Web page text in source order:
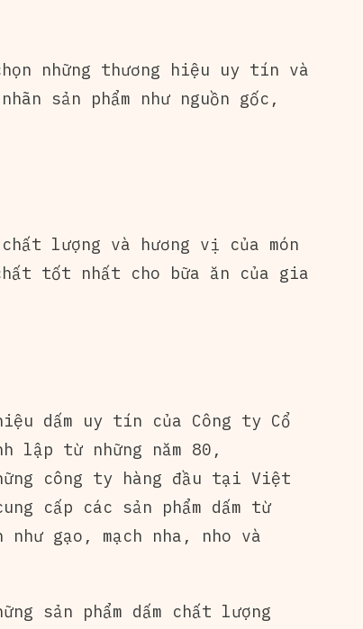
những thương hiệu uy tín và
sản phẩm như nguồn gốc,
lượng và hương vị của món
tốt nhất cho bữa ăn của gia
dấm uy tín của Công ty Cổ
lập từ những năm 80,
công ty hàng đầu tại Việt
cấp các sản phẩm dấm từ
gạo, mạch nha, nho và
sản phẩm dấm chất lượng